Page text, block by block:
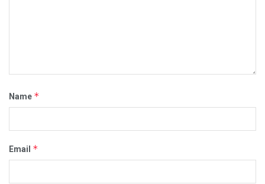
Name *
Email *